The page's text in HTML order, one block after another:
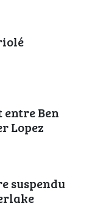
Ben
Lopez
suspendu